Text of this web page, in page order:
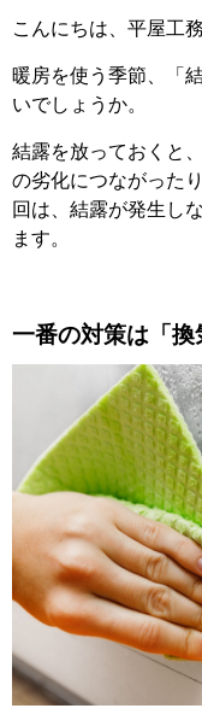
こんにちは、平屋工
暖房を使う季節、「
いでしょうか。
結露を放っておくと
の劣化につながった
回は、結露が発生し
ます。
一番の対策は「換